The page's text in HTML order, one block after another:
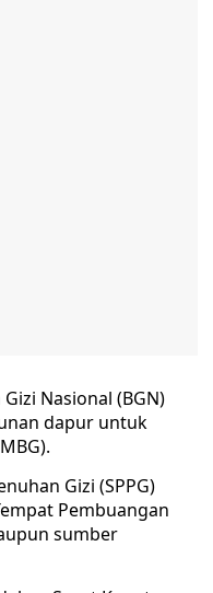
Gizi Nasional (BGN)
dapur untuk
Gizi (SPPG)
Pembuangan
sumber